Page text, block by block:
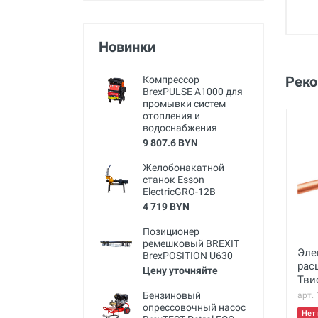
Новинки
Компрессор
BrexPULSE A1000 для
промывки систем
отопления и
водоснабжения
9 807.6 BYN
Желобонакатной
станок Esson
ElectricGRO-12B
4 719 BYN
Позиционер
ремешковый BREXIT
BrexPOSITION U630
Цену уточняйте
Бензиновый
опрессовочный насос
7/8
арт.
Нет